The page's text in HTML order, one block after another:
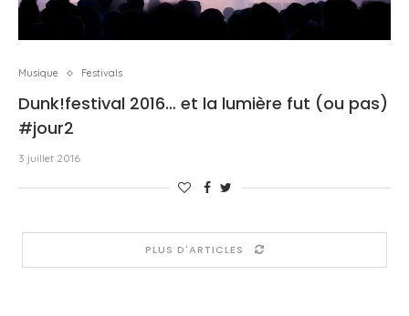
Musique Festivals
Dunk!festival 2016… et la lumière fut (ou pas)
#jour2
3 juillet 2016
PLUS D'ARTICLES